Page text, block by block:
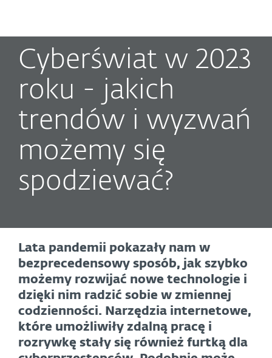
Cyberświat w 2023
roku - jakich
trendów i wyzwań
możemy się
spodziewać?
Lata pandemii pokazały nam w
bezprecedensowy sposób, jak szybko
możemy rozwijać nowe technologie i
dzięki nim radzić sobie w zmiennej
codzienności. Narzędzia internetowe,
które umożliwiły zdalną pracę i
rozrywkę stały się również furtką dla